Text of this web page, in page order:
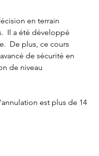
en terrain
Il a été développé
De plus, ce cours
de sécurité en
de niveau
est plus de 14